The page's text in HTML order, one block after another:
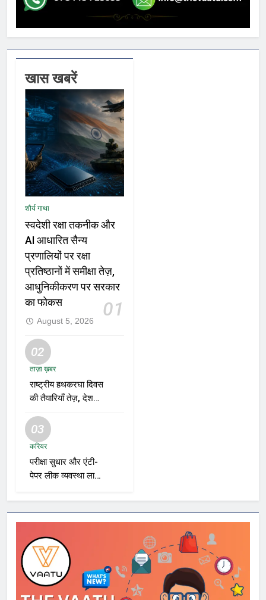
खास खबरें
शौर्य गाथा
स्वदेशी रक्षा तकनीक और
AI आधारित सैन्य
प्रणालियों पर रक्षा
प्रतिष्ठानों में समीक्षा तेज़,
आधुनिकीकरण पर सरकार
का फोकस
01
August 5, 2026
02
ताज़ा ख़बर
राष्ट्रीय हथकरघा दिवस
की तैयारियाँ तेज़, देशभर
प्रदर्शनियों का होगा
आयोजन
03
करियर
परीक्षा सुधार और एंटी-
पेपर लीक व्यवस्था लागू
भर्ती एजेंसियाँ और शिक्षा
विभाग नए रोडमैप पर